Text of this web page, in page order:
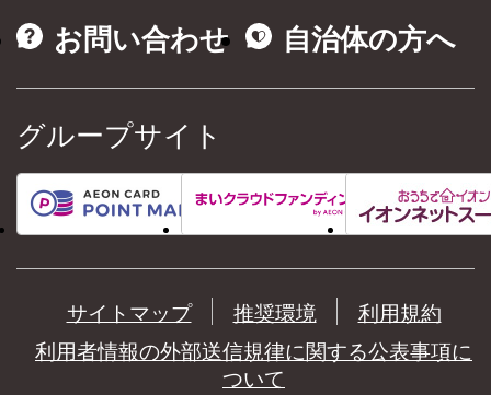
お問い合わせ
自治体の方へ
グループサイト
サイトマップ 推奨環境
利用規約
利用者情報の外部送信規律に関する公表事項に
ついて